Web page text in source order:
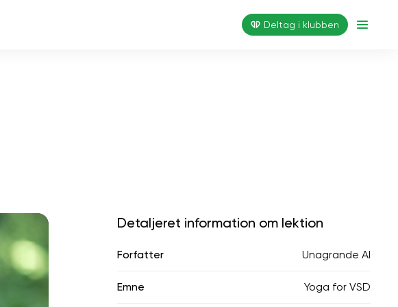
Deltag i klubben
01:44
Detaljeret information om lektion
Forfatter Unagrande AI
Emne Yoga for VSD